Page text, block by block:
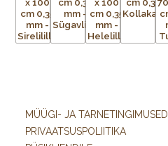
MÜÜGI- JA TARNETINGIMUSED
PRIVAATSUSPOLIITIKA